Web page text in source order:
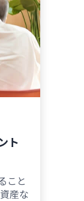
ト
こと
産な